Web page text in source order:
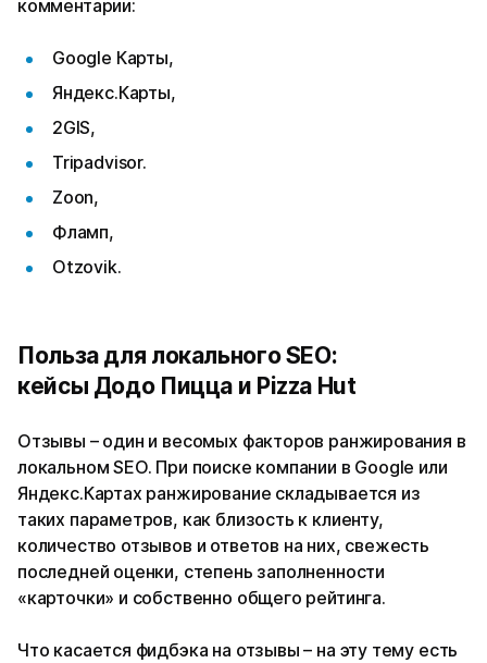
комментарии:
Google Карты,
Яндекс.Карты,
2GIS,
Tripadvisor.
Zoon,
Фламп,
Otzovik.
Польза для локального SEO:
кейсы Додо Пицца и Pizza Hut
Отзывы – один и весомых факторов ранжирования в
локальном SEO. При поиске компании в Google или
Яндекс.Картах ранжирование складывается из
таких параметров, как близость к клиенту,
количество отзывов и ответов на них, свежесть
последней оценки, степень заполненности
«карточки» и собственно общего рейтинга.
Что касается фидбэка на отзывы – на эту тему есть